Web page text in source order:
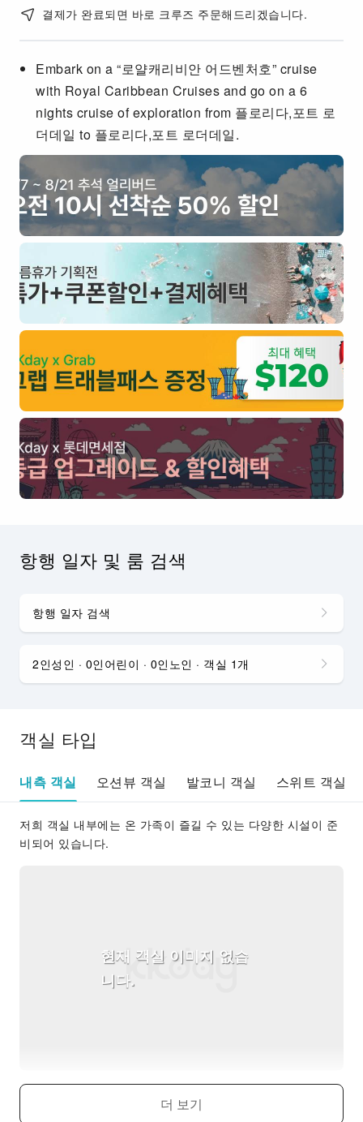
결제가 완료되면 바로 크루즈 주문해드리겠습니다.
Embark on a “로얄캐리비안 어드벤처호” cruise
with Royal Caribbean Cruises and go on a 6
nights cruise of exploration from 플로리다,포트 로
더데일 to 플로리다,포트 로더데일.
항행 일자 및 룸 검색
항행 일자 검색
2인성인 · 0인어린이 · 0인노인 · 객실 1개
객실 타입
내측 객실 오션뷰 객실 발코니 객실 스위트 객실
저희 객실 내부에는 온 가족이 즐길 수 있는 다양한 시설이 준
비되어 있습니다.
현재 객실 이미지 없습
니다.
Interior Guarantee
더 보기